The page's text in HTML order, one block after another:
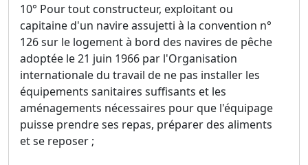
10° Pour tout constructeur, exploitant ou
capitaine d'un navire assujetti à la convention n°
126 sur le logement à bord des navires de pêche
adoptée le 21 juin 1966 par l'Organisation
internationale du travail de ne pas installer les
équipements sanitaires suffisants et les
aménagements nécessaires pour que l'équipage
puisse prendre ses repas, préparer des aliments
et se reposer ;